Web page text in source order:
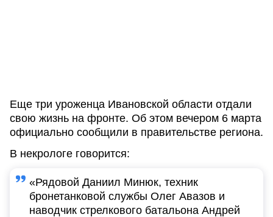
Еще три уроженца Ивановской области отдали
свою жизнь на фронте. Об этом вечером 6 марта
официально сообщили в правительстве региона.
В некрологе говорится:
«Рядовой Даниил Минюк, техник
бронетанковой службы Олег Авазов и
наводчик стрелкового батальона Андрей